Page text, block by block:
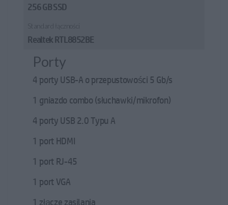
256 GB SSD
Standard łączności
Realtek RTL8852BE
Porty
4 porty USB-A o przepustowości 5 Gb/s
1 gniazdo combo (słuchawki/mikrofon)
4 porty USB 2.0 Typu A
1 port HDMI
1 port RJ-45
1 port VGA
1 złącze zasilania